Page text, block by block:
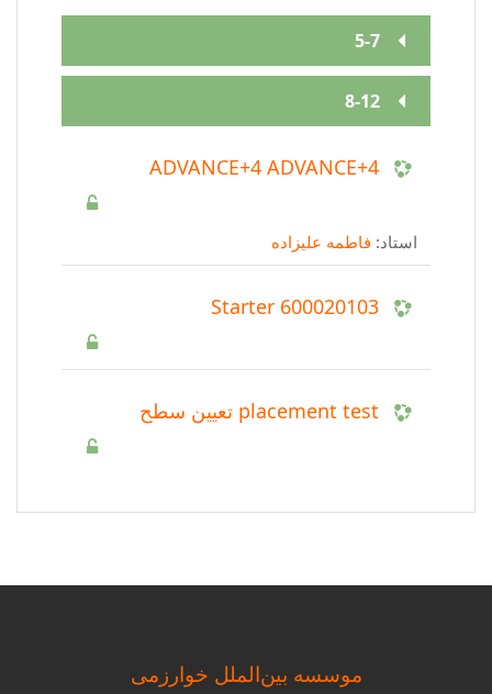
5-7
8-12
ADVANCE+4 ADVANCE+4
استاد: فاطمه عليزاده
Starter 600020103
placement test تعیین سطح
موسسه بین‌الملل خوارزمی